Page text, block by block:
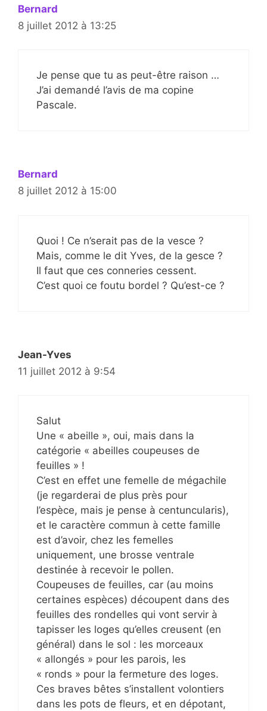
Bernard
8 juillet 2012 à 13:25
Je pense que tu as peut-être raison …
J’ai demandé l’avis de ma copine
Pascale.
Bernard
8 juillet 2012 à 15:00
Quoi ! Ce n’serait pas de la vesce ?
Mais, comme le dit Yves, de la gesce ?
Il faut que ces conneries cessent.
C’est quoi ce foutu bordel ? Qu’est-ce ?
Jean-Yves
11 juillet 2012 à 9:54
Salut
Une « abeille », oui, mais dans la
catégorie « abeilles coupeuses de
feuilles » !
C’est en effet une femelle de mégachile
(je regarderai de plus près pour
l’espèce, mais je pense à centuncularis),
et le caractère commun à cette famille
est d’avoir, chez les femelles
uniquement, une brosse ventrale
destinée à recevoir le pollen.
Coupeuses de feuilles, car (au moins
certaines espèces) découpent dans des
feuilles des rondelles qui vont servir à
tapisser les loges qu’elles creusent (en
général) dans le sol : les morceaux
« allongés » pour les parois, les
« ronds » pour la fermeture des loges.
Ces braves bêtes s’installent volontiers
dans les pots de fleurs, et en dépotant,